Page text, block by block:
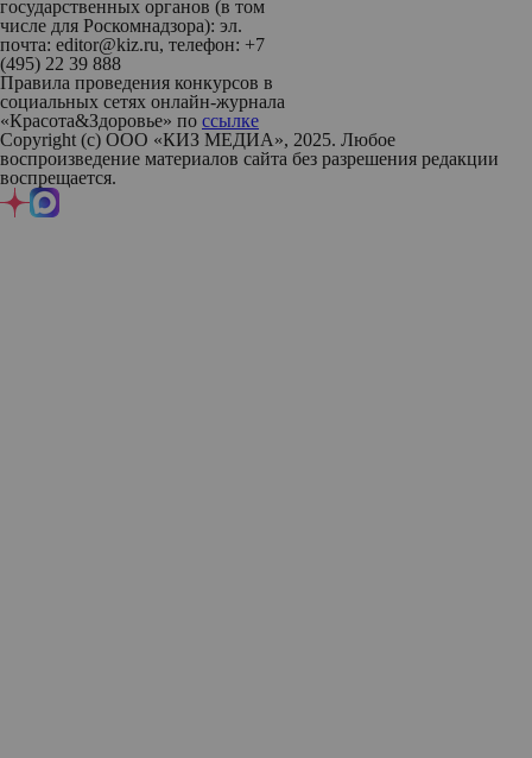
государственных органов (в том
числе для Роскомнадзора): эл.
почта: editor@kiz.ru, телефон: +7
(495) 22 39 888
Правила проведения конкурсов в
социальных сетях онлайн-журнала
«Красота&Здоровье» по ссылке
Copyright (с) ООО «КИЗ МЕДИА», 2025. Любое
воспроизведение материалов сайта без разрешения редакции
воспрещается.